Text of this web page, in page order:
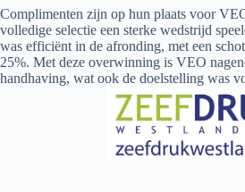
Complimenten zijn op hun plaats voor
volledige selectie een sterke wedstrijd
was efficiënt in de afronding, met een
25%. Met deze overwinning is VEO
handhaving, wat ook de doelstelling was